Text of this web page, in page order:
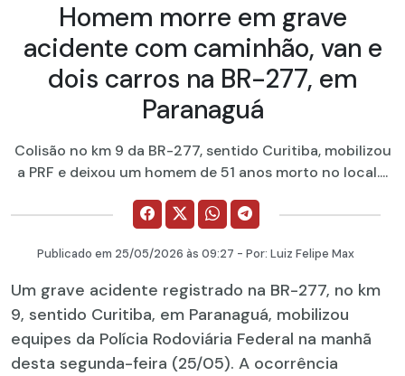
Homem morre em grave
acidente com caminhão, van e
dois carros na BR-277, em
Paranaguá
Colisão no km 9 da BR-277, sentido Curitiba, mobilizou
a PRF e deixou um homem de 51 anos morto no local....
Publicado em 25/05/2026 às 09:27 - Por: Luiz Felipe Max
Um grave acidente registrado na BR-277, no km
9, sentido Curitiba, em Paranaguá, mobilizou
equipes da Polícia Rodoviária Federal na manhã
desta segunda-feira (25/05). A ocorrência